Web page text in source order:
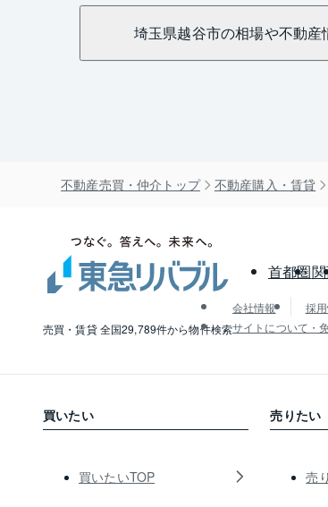
埼玉県越谷市の相場や不動産
不動産売買・仲介トップ 不動産購入・賃貸
売買・賃貸 全国29,789件から物件検索
首都圏
会社情報 採
サイトについて・
買いたい
買いたいTOP
売りたい
売